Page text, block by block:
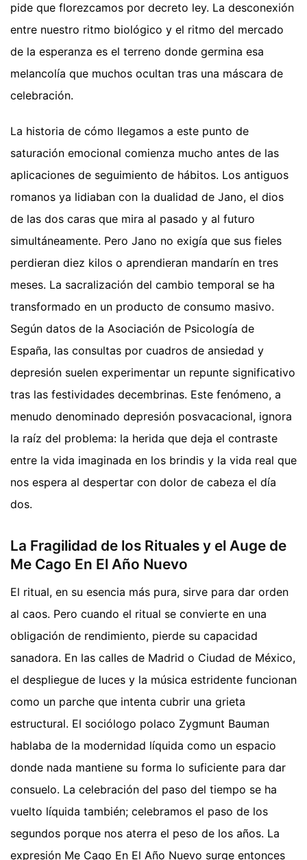
pide que florezcamos por decreto ley. La desconexión
entre nuestro ritmo biológico y el ritmo del mercado
de la esperanza es el terreno donde germina esa
melancolía que muchos ocultan tras una máscara de
celebración.
La historia de cómo llegamos a este punto de
saturación emocional comienza mucho antes de las
aplicaciones de seguimiento de hábitos. Los antiguos
romanos ya lidiaban con la dualidad de Jano, el dios
de las dos caras que mira al pasado y al futuro
simultáneamente. Pero Jano no exigía que sus fieles
perdieran diez kilos o aprendieran mandarín en tres
meses. La sacralización del cambio temporal se ha
transformado en un producto de consumo masivo.
Según datos de la Asociación de Psicología de
España, las consultas por cuadros de ansiedad y
depresión suelen experimentar un repunte significativo
tras las festividades decembrinas. Este fenómeno, a
menudo denominado depresión posvacacional, ignora
la raíz del problema: la herida que deja el contraste
entre la vida imaginada en los brindis y la vida real que
nos espera al despertar con dolor de cabeza el día
dos.
La Fragilidad de los Rituales y el Auge de
Me Cago En El Año Nuevo
El ritual, en su esencia más pura, sirve para dar orden
al caos. Pero cuando el ritual se convierte en una
obligación de rendimiento, pierde su capacidad
sanadora. En las calles de Madrid o Ciudad de México,
el despliegue de luces y la música estridente funcionan
como un parche que intenta cubrir una grieta
estructural. El sociólogo polaco Zygmunt Bauman
hablaba de la modernidad líquida como un espacio
donde nada mantiene su forma lo suficiente para dar
consuelo. La celebración del paso del tiempo se ha
vuelto líquida también; celebramos el paso de los
segundos porque nos aterra el peso de los años. La
expresión Me Cago En El Año Nuevo surge entonces